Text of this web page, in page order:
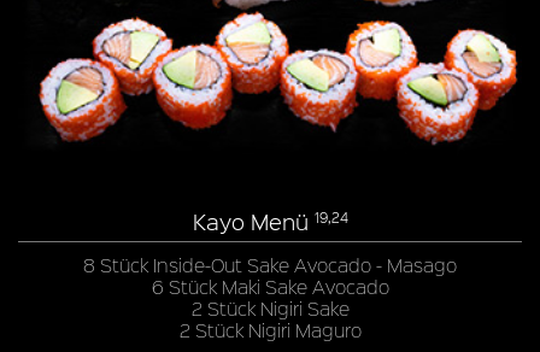
Kayo Menü 19,24
8 Stück Inside-Out Sake Avocado - Masago
6 Stück Maki Sake Avocado
2 Stück Nigiri Sake
2 Stück Nigiri Maguro